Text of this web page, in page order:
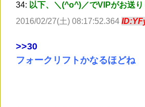
34: 以下、＼(^o^)／でVIPがお送
2016/02/27(土) 08:17:52.364
>>30
フォークリフトかなるほどね